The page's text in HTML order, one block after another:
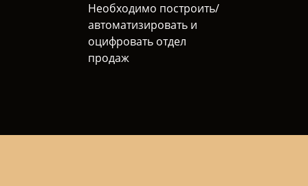
Необходимо построить/
автоматизировать и
оцифровать отдел
продаж